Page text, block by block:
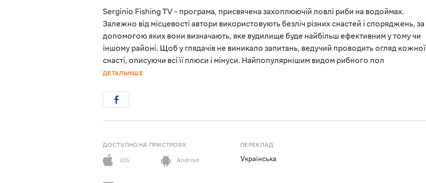
Serginio Fishing TV - програма, присвячена захоплюючій ловлі риби на водоймах.
Залежно від місцевості автори використовують безліч різних снастей і споряджень, за
допомогою яких вони визначають, яке вудилище буде найбільш ефективним у тому чи
іншому районі. Щоб у глядачів не виникало запитань, ведучий проводить огляд кожної
снасті, описуючи всі її плюси і мінуси. Найпопулярнішим видом рибного пол
ДЕТАЛЬНІШЕ
ДОСТУПНО НА ПРИСТРОЯХ
iOS
Android
ПЕРЕКЛАД
Українська